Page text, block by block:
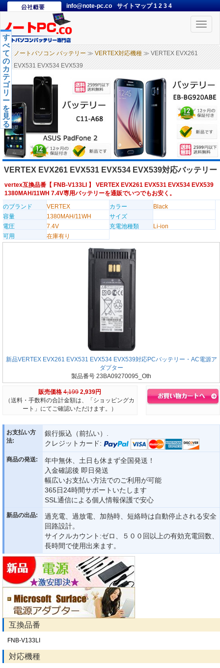
info@note-pc.co サイトマップ1 2 3 4
Toggle
ノートパソコン バッテリー ≫ VERTEX対応機種 ≫ VERTEX EVX261
EVX531 EVX534 EVX539
す
べ
て
の
カ
テ
ゴ
リ
ー
を
見
る
VERTEX EVX261 EVX531 EVX534 EVX539対応バッテリー
vertex互換品番【 FNB-V133LI 】 VERTEX EVX261 EVX531 EVX534 EVX539
1380MAH/11WH 7.4V専用バッテリーを通販でいつでもお安く。
のブランド
VERTEX カラー
Black
容量
1380MAH/11WH
サイズ
電圧
7.4V 充電池種類
Li-ion
可用
在庫有り
新品VERTEX EVX261 EVX531 EVX534 EVX539対応PCバッテリー・AC電源ア
ダプター
製品番号 23BA09270095_Oth
販売価格 4,199 2,939円
（送料・手数料の合計金額は、「ショッピングカ
ート」にてご確認いただけます。）
お支払い方
法:
銀行振込（前払い）.
クレジットカード:
商品の発送:
年中無休、土日も休まず全国発送！
入金確認後 即日発送
幅広いお支払い方法でのご利用が可能
365日24時間サポートいたします
SSL通信による個人情報保護で安心
新品の出品:
過充電、過放電、加熱時、短絡時は自動停止される安全
回路設計。
サイクルカウント:ゼロ、５００回以上の有効充電回数、
長時間で使用出来ます。
互換品番
FNB-V133LI
対応機種